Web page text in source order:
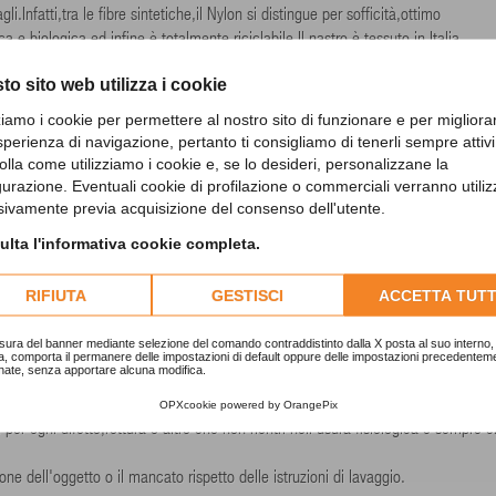
sito web utilizza i cookie
i cookie per permettere al nostro sito di funzionare e per
di navigazione, pertanto ti consigliamo di tenerli sempre attivi.
come utilizziamo i cookie e, se lo desideri, personalizzane la
Eventuali cookie di profilazione o commerciali verranno
previa acquisizione del consenso dell'utente.
l'informativa cookie completa.
RIFIUTA GESTISCI ACCETTA
del banner mediante selezione del comando contraddistinto dalla X posta al suo interno,
comporta il permanere delle impostazioni di default oppure delle impostazioni
senza apportare alcuna modifica.
OPXcookie powered by OrangePix
le fibre sintetiche,il Nylon si distingue per sofficità,ottimo
e biologica ed infine è totalmente riciclabile.Il nastro è tessuto in Italia.
della sicurezza sia del confort.Le parti sono tutte assemblate con cuciture di
cucitura che evita irritazioni da sfregamento anche nei soggetti a pelo
e eccellente resistenza all'urto anche in condizioni estreme.Per
vivi.
la vestibilità e adattabilità del modello alle diverse dimensioni e
e percio' sono anallergici in accordo con le relative normative europee
come previsto dalle norme in vigore applicabili.
ogni difetto,rottura o altro che non rientri nell'usura fisiologica e sempre
dell'oggetto o il mancato rispetto delle istruzioni di lavaggio.